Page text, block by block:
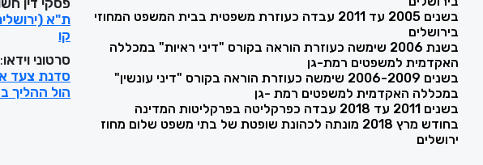
בשנים 2005 עד 2011 עבדה כעוזרת משפטית בבית המשפט המחוזי
בירושלים
בשנת 2006 שימשה כעוזרת הוראה בקורס "דיני ראיות" במכללה
האקדמית למשפטים רמת-גן
בשנים 2006-2009 שימשה כעוזרת הוראה בקורס "דיני עונשין"
במכללה האקדמית למשפטים רמת -גן
בשנים 2011 עד 2018 עבדה כפרקליטה בפרקליטות המדינה
בחודש מרץ 2018 מונתה לכהונת שופטת של בתי משפט שלום מחוז
ירושלים
פסקי דין
קו
סרטוני וידאו:
סדנת צעד
הול ההליך